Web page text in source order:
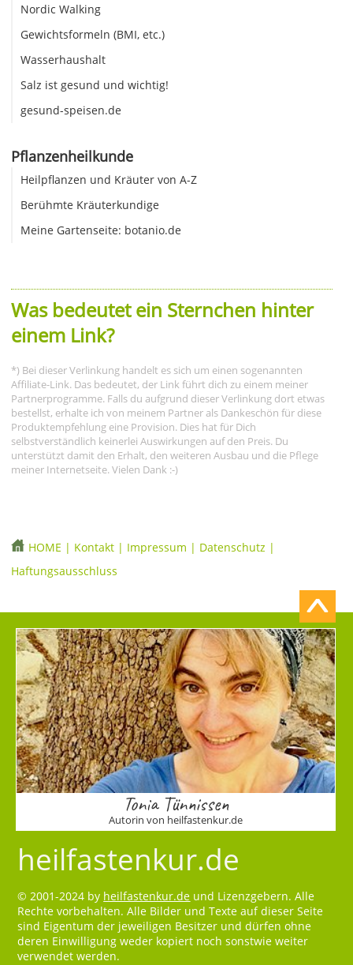
Nordic Walking
Gewichtsformeln (BMI, etc.)
Wasserhaushalt
Salz ist gesund und wichtig!
gesund-speisen.de
Pflanzenheilkunde
Heilpflanzen und Kräuter von A-Z
Berühmte Kräuterkundige
Meine Gartenseite: botanio.de
Was bedeutet ein Sternchen hinter
einem Link?
*) Bei dieser Verlinkung handelt es sich um einen sogenannten
Affiliate-Link. Das bedeutet, der Link führt dich zu einem meiner
Partnerprogramme. Falls du aufgrund dieser Verlinkung dort etwas
bestellst, erhalte ich von meinem Partner als Dankeschön für diese
Produktempfehlung eine Provision. Dies hat für Dich
selbstverständlich keinerlei Auswirkungen auf den Preis. Du
unterstützt damit den Erhalt, den weiteren Ausbau und die Pflege
meiner Internetseite. Vielen Dank :-)
HOME | Kontakt | Impressum | Datenschutz |
Haftungsausschluss
Tonia Tünnissen
Autorin von heilfastenkur.de
heilfastenkur.de
© 2001-2024 by heilfastenkur.de und Lizenzgebern. Alle
Rechte vorbehalten. Alle Bilder und Texte auf dieser Seite
sind Eigentum der jeweiligen Besitzer und dürfen ohne
deren Einwilligung weder kopiert noch sonstwie weiter
verwendet werden.